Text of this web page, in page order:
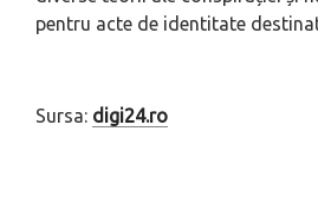
pentru acte de identitate
Sursa: digi24.ro